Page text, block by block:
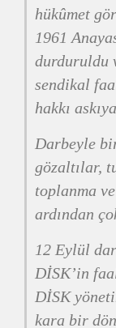
hükûmet
1961
durduruldu
sendikal
hakkı
Darbeyle
gözaltılar,
toplanma
ardından
12 Eylül
DİSK’in
DİSK
kara bir